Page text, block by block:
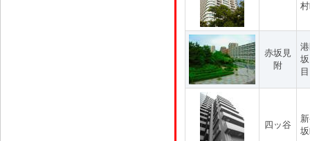
赤坂見
附
目
四ッ谷